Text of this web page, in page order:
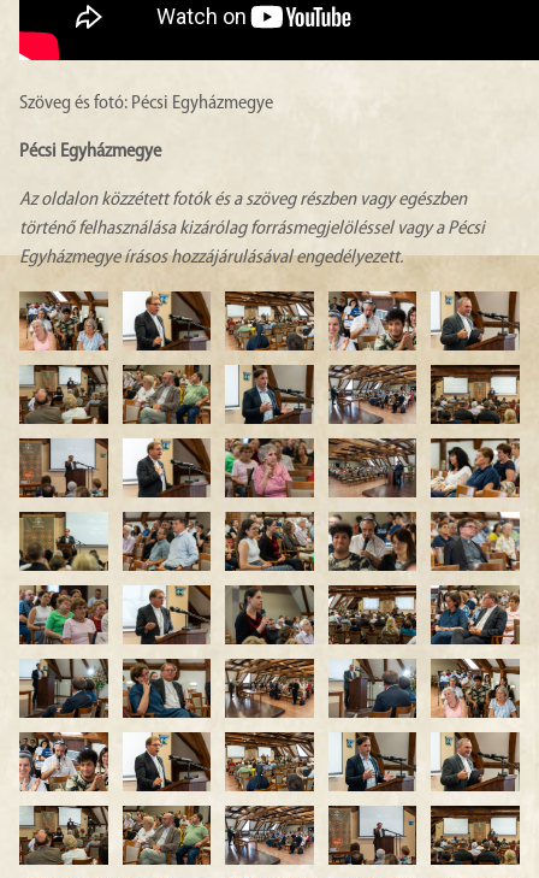
Szöveg és fotó: Pécsi Egyházmegye
Pécsi Egyházmegye
Az oldalon közzétett fotók és a szöveg részben vagy egészben
történő felhasználása kizárólag forrásmegjelöléssel vagy a Pécsi
Egyházmegye írásos hozzájárulásával engedélyezett.